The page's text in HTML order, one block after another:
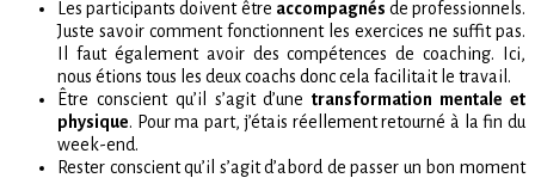
Les participants doivent être accompagnés de professionnels.
Juste savoir comment fonctionnent les exercices ne suffit pas.
Il faut également avoir des compétences de coaching. Ici,
nous étions tous les deux coachs donc cela facilitait le travail.
Être conscient qu’il s’agit d’unetransformation mentale et
physique. Pour ma part, j’étais réellement retourné à la fin du
week-end.
Rester conscient qu’il s’agit d’abord de passer un bon moment